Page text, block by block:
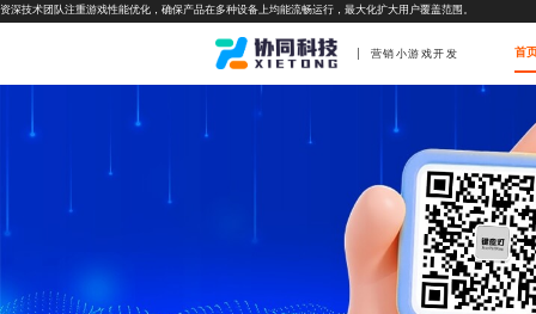
资深技术团队注重游戏性能优化，确保产品在多种设备上均能流畅运行，最大化扩大用户覆盖范围。
营销小游戏开发 首